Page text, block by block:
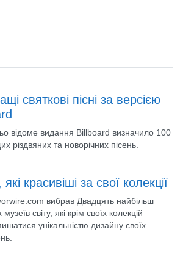
святкові пісні за версією
відоме видання Billboard визначило 100
різдвяних та новорічних пісень.
красивіші за свої колекції
вибрав Двадцять найбільш
світу, які крім своїх колекцій
унікальністю дизайну своїх